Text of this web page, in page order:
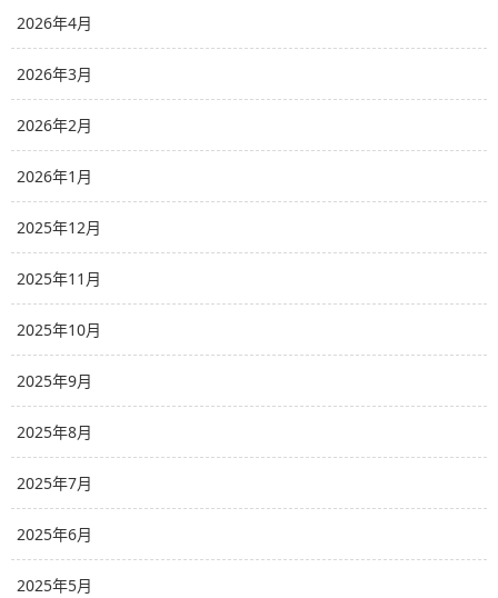
2026年4月
2026年3月
2026年2月
2026年1月
2025年12月
2025年11月
2025年10月
2025年9月
2025年8月
2025年7月
2025年6月
2025年5月